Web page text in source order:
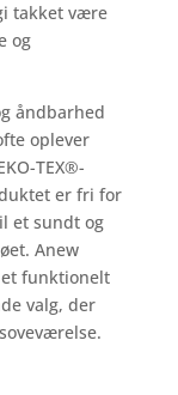
takket være
og
åndbarhed
oplever
TEX®-
er fri for
et sundt og
Anew
et funktionelt
valg, der